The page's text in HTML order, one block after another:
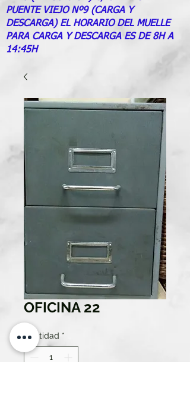
PUENTE VIEJO Nº9 (CARGA Y
DESCARGA) EL HORARIO DEL MUELLE
PARA CARGA Y DESCARGA ES DE 8H A
14:45H
OFICINA 22
Cantidad *